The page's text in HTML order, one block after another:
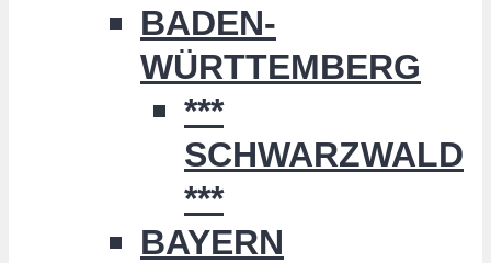
BADEN-
WÜRTTEMBERG
***
SCHWARZWALD
***
BAYERN